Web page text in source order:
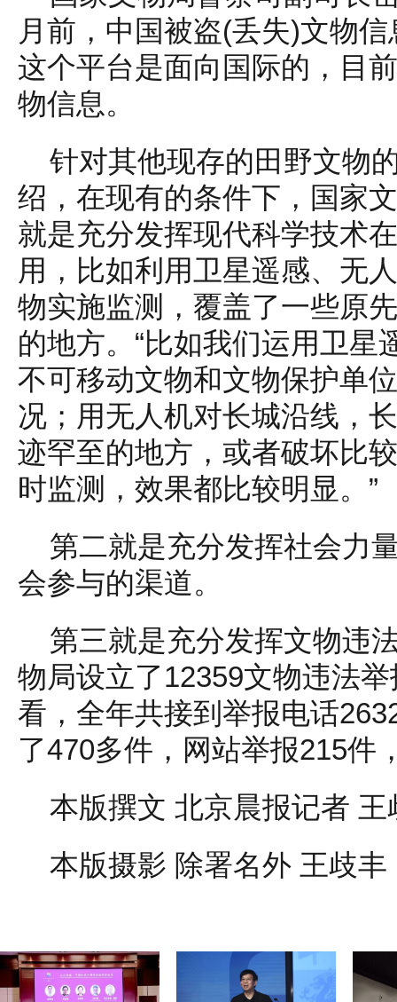
月前，中国被盗(丢失)文物
这个平台是面向国际的，目
物信息。
针对其他现存的田野文物
绍，在现有的条件下，国家
就是充分发挥现代科学技术
用，比如利用卫星遥感、无
物实施监测，覆盖了一些原
的地方。“比如我们运用卫星
不可移动文物和文物保护单
况；用无人机对长城沿线，
迹罕至的地方，或者破坏比
时监测，效果都比较明显。”
第二就是充分发挥社会力
会参与的渠道。
第三就是充分发挥文物违
物局设立了12359文物违法
看，全年共接到举报电话
了470多件，网站举报215件
本版撰文 北京晨报记者 王
本版摄影 除署名外 王歧丰